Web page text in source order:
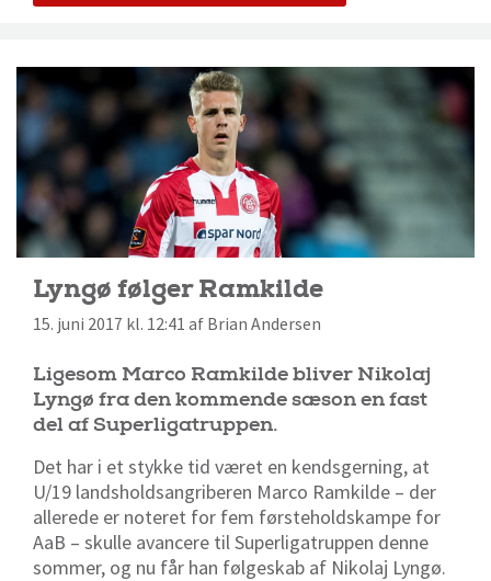
Lyngø følger Ramkilde
15. juni 2017 kl. 12:41 af Brian Andersen
Ligesom Marco Ramkilde bliver Nikolaj
Lyngø fra den kommende sæson en fast
del af Superligatruppen.
Det har i et stykke tid været en kendsgerning, at
U/19 landsholdsangriberen Marco Ramkilde – der
allerede er noteret for fem førsteholdskampe for
AaB – skulle avancere til Superligatruppen denne
sommer, og nu får han følgeskab af Nikolaj Lyngø.